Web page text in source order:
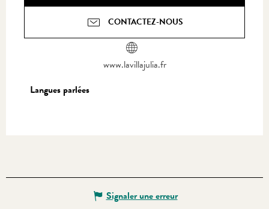
CONTACTEZ-NOUS
www.lavillajulia.fr
Langues parlées
Langues parlées
Signaler une erreur